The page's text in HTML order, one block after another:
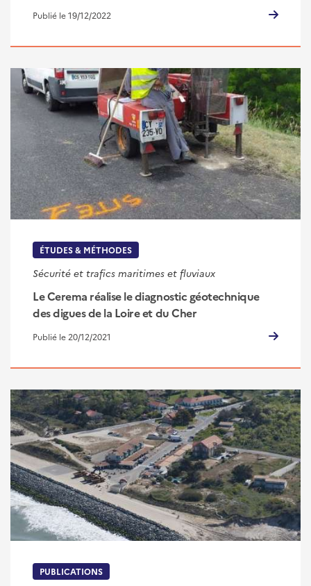
Publié le 19/12/2022
ÉTUDES & MÉTHODES
Sécurité et trafics maritimes et fluviaux
Le Cerema réalise le diagnostic géotechnique
des digues de la Loire et du Cher
Publié le 20/12/2021
PUBLICATIONS